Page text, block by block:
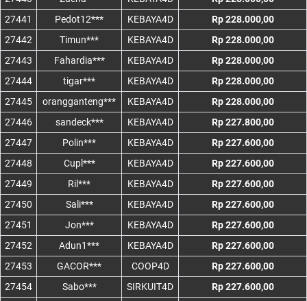
27441
Pedot12*** KEBAYA4D
Rp 228.000,00
27442
Timun*** KEBAYA4D
Rp 228.000,00
27443
Fahardia*** KEBAYA4D
Rp 228.000,00
27444
tigar*** KEBAYA4D
Rp 228.000,00
27445
orangganteng*** KEBAYA4D
Rp 228.000,00
27446
sandeck*** KEBAYA4D
Rp 227.800,00
27447
Polin*** KEBAYA4D
Rp 227.600,00
27448
Cupl*** KEBAYA4D
Rp 227.600,00
27449
Ril*** KEBAYA4D
Rp 227.600,00
27450
Sali*** KEBAYA4D
Rp 227.600,00
27451
Jon*** KEBAYA4D
Rp 227.600,00
27452
Adun1*** KEBAYA4D
Rp 227.600,00
27453
GACOR*** COOP4D
Rp 227.600,00
27454
Sabo*** SIRKUIT4D
Rp 227.600,00